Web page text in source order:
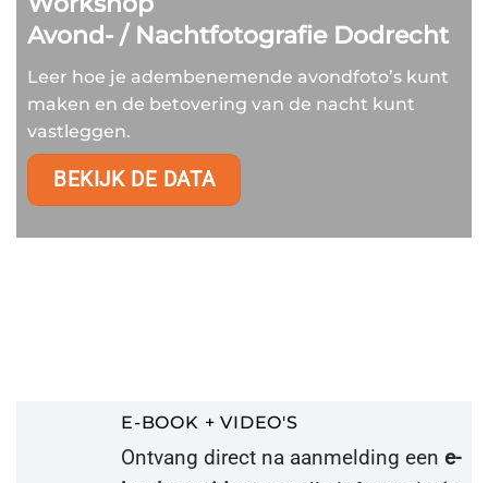
Avond- / Nachtfotografie Dodrecht
Leer hoe je adembenemende avondfoto’s kunt
maken en de betovering van de nacht kunt
vastleggen.
BEKIJK DE DATA
E-BOOK + VIDEO'S
Ontvang direct na aanmelding een e-